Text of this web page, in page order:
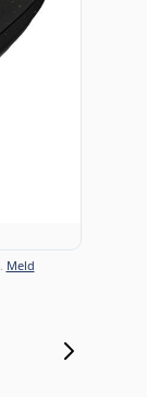
Meld